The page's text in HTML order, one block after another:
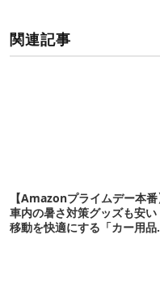
関連記事
【Amazonプライムデー本番
車内の暑さ対策グッズも安い
移動を快適にする「カー用品